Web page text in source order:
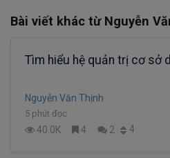
Bài viết khác từ Nguyễn
Tìm hiểu hệ quản
Nguyễn Văn Thịnh
5 phút đọc
40.0K 4 2 4